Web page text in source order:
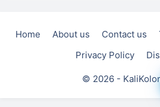
Home About us Contact us
Privacy Policy
© 2026 -